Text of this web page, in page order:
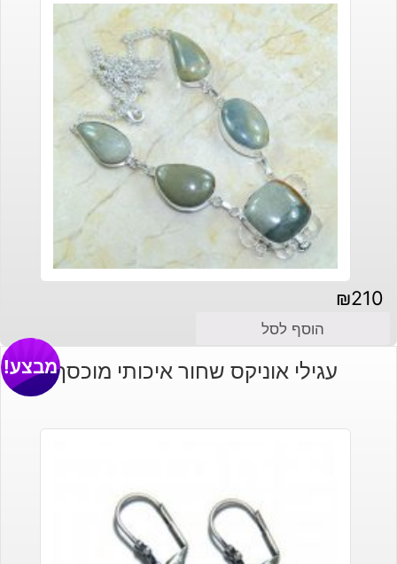
₪210
הוסף לסל
עגילי אוניקס שחור איכותי מוכסףמבצע!